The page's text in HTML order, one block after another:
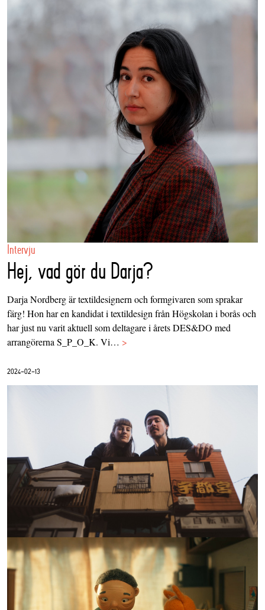
Intervju
Hej, vad gör du Darja?
Darja Nordberg är textildesignern och formgivaren som sprakar
färg! Hon har en kandidat i textildesign från Högskolan i borås och
har just nu varit aktuell som deltagare i årets DES&DO med
arrangörerna S_P_O_K. Vi… >
2024-02-13